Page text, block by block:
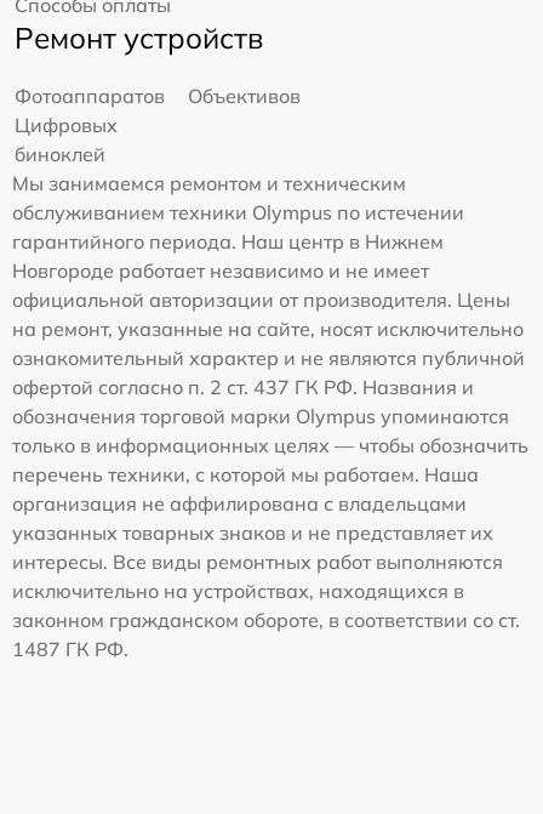
Способы оплаты
Ремонт устройств
Фотоаппаратов
Объективов
Цифровых
биноклей
Мы занимаемся ремонтом и техническим
обслуживанием техники Olympus по истечении
гарантийного периода. Наш центр в Нижнем
Новгороде работает независимо и не имеет
официальной авторизации от производителя. Цены
на ремонт, указанные на сайте, носят исключительно
ознакомительный характер и не являются публичной
офертой согласно п. 2 ст. 437 ГК РФ. Названия и
обозначения торговой марки Olympus упоминаются
только в информационных целях — чтобы обозначить
перечень техники, с которой мы работаем. Наша
организация не аффилирована с владельцами
указанных товарных знаков и не представляет их
интересы. Все виды ремонтных работ выполняются
исключительно на устройствах, находящихся в
законном гражданском обороте, в соответствии со ст.
1487 ГК РФ.